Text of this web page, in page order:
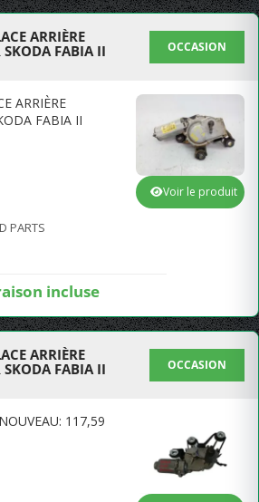
ARRIÈRE
FABIA II
OCCASION
ARRIÈRE
FABIA II
PARTS
incluse
Voir le produit
ARRIÈRE
FABIA II
OCCASION
117,59